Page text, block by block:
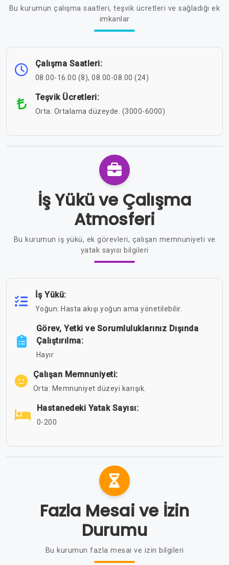
Bu kurumun çalışma saatleri, teşvik ücretleri ve sağladığı ek
imkanlar
Çalışma Saatleri:
08.00-16.00 (8), 08.00-08.00 (24)
Teşvik Ücretleri:
Orta: Ortalama düzeyde. (3000-6000)
İş Yükü ve Çalışma
Atmosferi
Bu kurumun iş yükü, ek görevleri, çalışan memnuniyeti ve
yatak sayısı bilgileri
İş Yükü:
Yoğun: Hasta akışı yoğun ama yönetilebilir.
Görev, Yetki ve Sorumluluklarınız Dışında
Çalıştırılma:
Hayır
Çalışan Memnuniyeti:
Orta: Memnuniyet düzeyi karışık.
Hastanedeki Yatak Sayısı:
0-200
Fazla Mesai ve İzin
Durumu
Bu kurumun fazla mesai ve izin bilgileri